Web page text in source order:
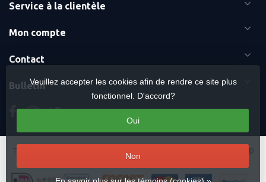
Service à la clientèle
Mon compte
Contact
BulletinVeuillez accepter les cookies afin de rendre ce site plus
fonctionnel. D'accord?
Oui
Non
Termes et conditions Sitemap
Copyright Otaku Ninja Hero ©